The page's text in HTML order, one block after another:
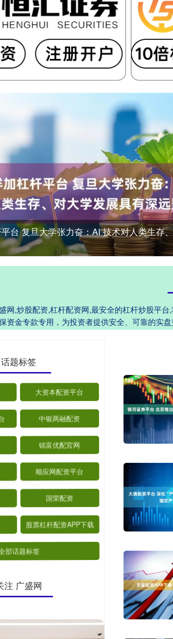
台 复旦大学张力奋：AI 技术对人类生存
网,炒股配资,杠杆配资网,最安全的杠杆炒股平
资金专款专用，为投资者提供安全、可靠的实盘
话题标签
大资本配资平台
中银两融配资
锦富优配官网
顺应网配资平台
国荣配资
股票杠杆配资APP下载
部话题标签
注 广盛网